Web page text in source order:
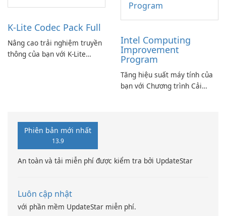
K-Lite Codec Pack Full
Nâng cao trải nghiệm truyền
thông của bạn với K-Lite
Intel Computing
Improvement
Program
Tăng hiệu suất máy tính của
bạn với Chương trình Cải
Phiên bản mới nhất
13.9
An toàn và tải miễn phí được kiểm tra bởi UpdateStar
Luôn cập nhật
với phần mềm UpdateStar miễn phí.